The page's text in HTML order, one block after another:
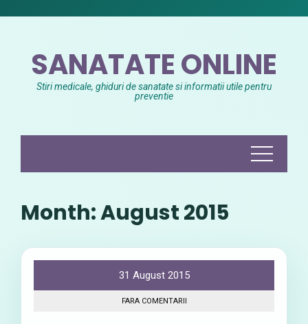
SANATATE ONLINE
Stiri medicale, ghiduri de sanatate si informatii utile pentru
preventie
Month:August 2015
31 August 2015
FARA COMENTARII